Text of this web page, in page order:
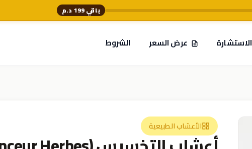
باقي 199 د.م
الاستشارة عرض السعر الشروط
الأعشاب الطبيعية